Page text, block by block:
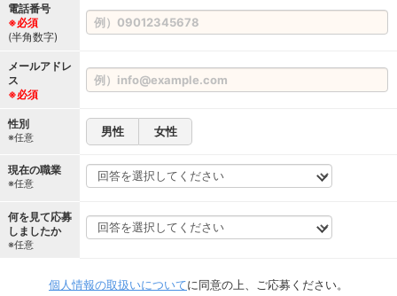
電話番号
※必須
(半角数字)
メールアドレ
ス
※必須
性別
※任意 男性 女性
現在の職業
※任意
何を見て応募
しましたか
※任意
個人情報の取扱いについてに同意の上、ご応募ください。